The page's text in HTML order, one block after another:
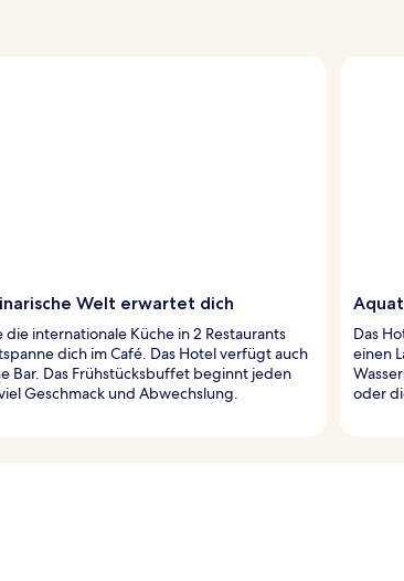
Welt erwartet dich
die internationale Küche in 2 Restaurants
dich im Café. Das Hotel verfügt auch
Bar. Das Frühstücksbuffet beginnt jeden
Geschmack und Abwechslung.
Das
einen
oder